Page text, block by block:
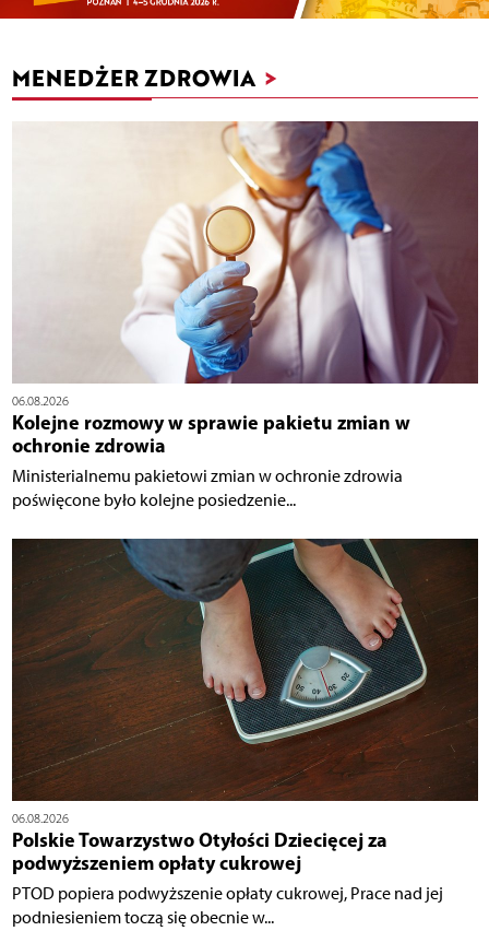
MENEDŻER ZDROWIA >
06.08.2026
Kolejne rozmowy w sprawie pakietu zmian w
ochronie zdrowia
Ministerialnemu pakietowi zmian w ochronie zdrowia
poświęcone było kolejne posiedzenie...
06.08.2026
Polskie Towarzystwo Otyłości Dziecięcej za
podwyższeniem opłaty cukrowej
PTOD popiera podwyższenie opłaty cukrowej, Prace nad jej
podniesieniem toczą się obecnie w...